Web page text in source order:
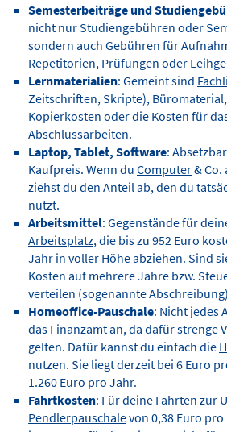
Semesterbeiträge und
nicht nur Studiengebühren oder
sondern auch Gebühren für
Repetitorien, Prüfungen oder
Lernmaterialien: Gemeint sind
Zeitschriften, Skripte),
Kopierkosten oder die Kosten für
Abschlussarbeiten.
Laptop, Tablet, Software:
Kaufpreis. Wenn du Computer& Co.
ziehst du den Anteil ab, den du
nutzt.
Arbeitsmittel: Gegenstände für
Arbeitsplatz, die bis zu 952 Euro
Jahr in voller Höhe abziehen. Sind
Kosten auf mehrere Jahre bzw.
verteilen (sogenannte
Homeoffice-Pauschale: Nicht jedes
das Finanzamt an, da dafür strenge
gelten. Dafür kannst du einfach die
nutzen. Sie liegt derzeit bei 6 Euro
1.260 Euro pro Jahr.
Fahrtkosten: Für deine Fahrten zur
Pendlerpauschalevon 0,38 Euro